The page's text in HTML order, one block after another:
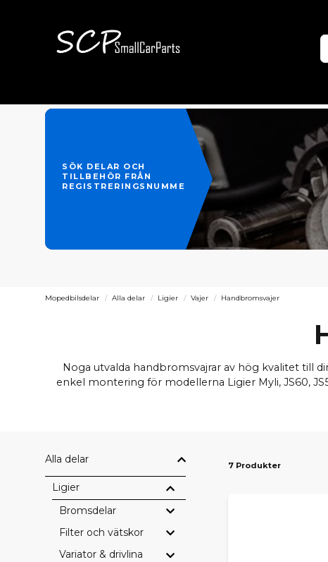
SÖK DELAR OCH
TILLBEHÖR FRÅN
REGISTRERINGSNUMMER
Mopedbilsdelar Alla delar Ligier Vajer Handbromsvajer
Noga utvalda handbromsvajrar av hög kvalitet till
enkel montering för modellerna Ligier Myli, JS60,
Alla delar
Ligier
Bromsdelar
Filter och vätskor
Variator & drivlina
7 Produkter